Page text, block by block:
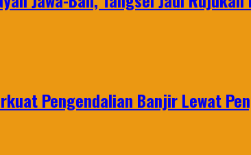
Pengendalian Banjir Lewat